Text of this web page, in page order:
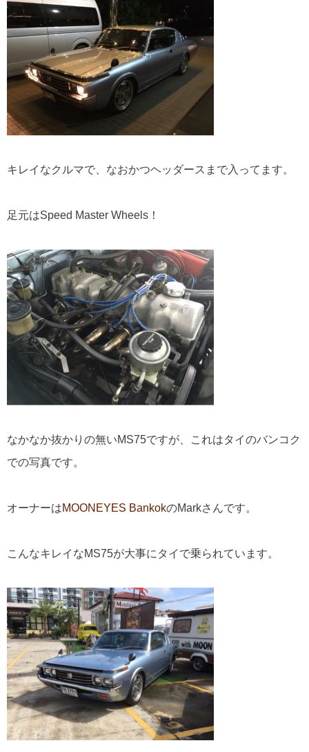
キレイなクルマで、なおかつヘッダースまで入ってます。
足元はSpeed Master Wheels！
なかなか抜かりの無いMS75ですが、これはタイのバンコク
での写真です。
オーナーはMOONEYES BankokのMarkさんです。
こんなキレイなMS75が大事にタイで乗られています。